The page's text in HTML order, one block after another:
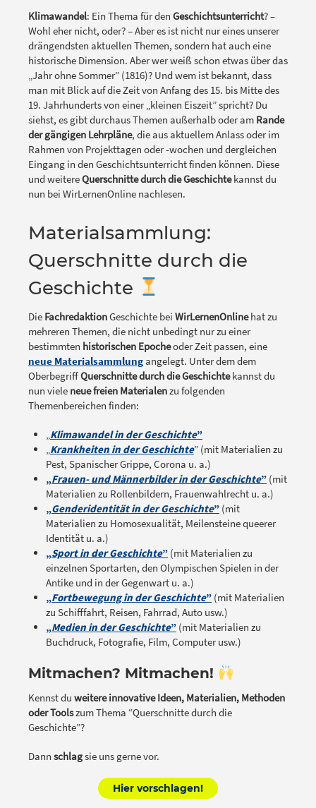
Klimawandel: Ein Thema für den Geschichtsunterricht? –
Wohl eher nicht, oder? – Aber es ist nicht nur eines unserer
drängendsten aktuellen Themen, sondern hat auch eine
historische Dimension. Aber wer weiß schon etwas über das
„Jahr ohne Sommer” (1816)? Und wem ist bekannt, dass
man mit Blick auf die Zeit von Anfang des 15. bis Mitte des
19. Jahrhunderts von einer „kleinen Eiszeit” spricht? Du
siehst, es gibt durchaus Themen außerhalb oder am Rande
der gängigen Lehrpläne, die aus aktuellem Anlass oder im
Rahmen von Projekttagen oder -wochen und dergleichen
Eingang in den Geschichtsunterricht finden können. Diese
und weitereQuerschnitte durch die Geschichtekannst du
nun bei WirLernenOnline nachlesen.
Materialsammlung:
Querschnitte durch die
Geschichte
Die FachredaktionGeschichte bei WirLernenOnlinehat zu
mehreren Themen, die nicht unbedingt nur zu einer
bestimmten historischen Epocheoder Zeit passen, eine
neue Materialsammlungangelegt. Unter dem dem
OberbegriffQuerschnitte durch die Geschichtekannst du
nun viele neue freien Materialenzu folgenden
Themenbereichen finden:
Klimawandel in der Geschichte”
Krankheiten in der Geschichte” (mit Materialien zu
Pest, Spanischer Grippe, Corona u. a.)
„Frauen- und Männerbilder in der Geschichte” (mit
Materialien zu Rollenbildern, Frauenwahlrecht u. a.)
„Genderidentität in der Geschichte” (mit
Materialien zu Homosexualität, Meilensteine queerer
Identität u. a.)
„Sport in der Geschichte” (mit Materialien zu
einzelnen Sportarten, den Olympischen Spielen in der
Antike und in der Gegenwart u. a.)
„Fortbewegung in der Geschichte” (mit Materialien
zu Schifffahrt, Reisen, Fahrrad, Auto usw.)
„Medien in der Geschichte” (mit Materialien zu
Buchdruck, Fotografie, Film, Computer usw.)
Mitmachen? Mitmachen!
Kennst du weitere innovative Ideen, Materialien, Methoden
oder Toolszum Thema “Querschnitte durch die
Geschichte”?
Dann schlagsie uns gerne vor.
Hier vorschlagen!